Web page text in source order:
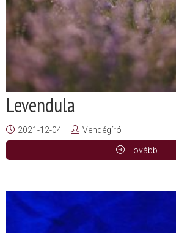
Levendula
2021-12-04 Vendégíró
Tovább